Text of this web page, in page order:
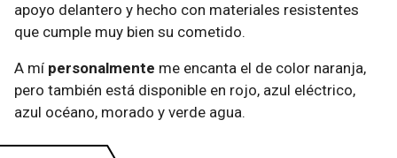
apoyo delantero y hecho con materiales resistentes
que cumple muy bien su cometido.
A mí personalmente me encanta el de color naranja,
pero también está disponible en rojo, azul eléctrico,
azul océano, morado y verde agua.